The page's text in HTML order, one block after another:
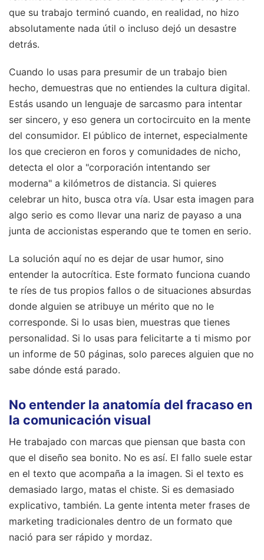
que su trabajo terminó cuando, en realidad, no hizo
absolutamente nada útil o incluso dejó un desastre
detrás.
Cuando lo usas para presumir de un trabajo bien
hecho, demuestras que no entiendes la cultura digital.
Estás usando un lenguaje de sarcasmo para intentar
ser sincero, y eso genera un cortocircuito en la mente
del consumidor. El público de internet, especialmente
los que crecieron en foros y comunidades de nicho,
detecta el olor a "corporación intentando ser
moderna" a kilómetros de distancia. Si quieres
celebrar un hito, busca otra vía. Usar esta imagen para
algo serio es como llevar una nariz de payaso a una
junta de accionistas esperando que te tomen en serio.
La solución aquí no es dejar de usar humor, sino
entender la autocrítica. Este formato funciona cuando
te ríes de tus propios fallos o de situaciones absurdas
donde alguien se atribuye un mérito que no le
corresponde. Si lo usas bien, muestras que tienes
personalidad. Si lo usas para felicitarte a ti mismo por
un informe de 50 páginas, solo pareces alguien que no
sabe dónde está parado.
No entender la anatomía del fracaso en
la comunicación visual
He trabajado con marcas que piensan que basta con
que el diseño sea bonito. No es así. El fallo suele estar
en el texto que acompaña a la imagen. Si el texto es
demasiado largo, matas el chiste. Si es demasiado
explicativo, también. La gente intenta meter frases de
marketing tradicionales dentro de un formato que
nació para ser rápido y mordaz.